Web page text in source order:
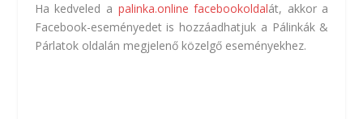
Ha kedveled a palinka.online facebookoldalát, akkor a
Facebook-eseményedet is hozzáadhatjuk a Pálinkák &
Párlatok oldalán megjelenő közelgő eseményekhez.